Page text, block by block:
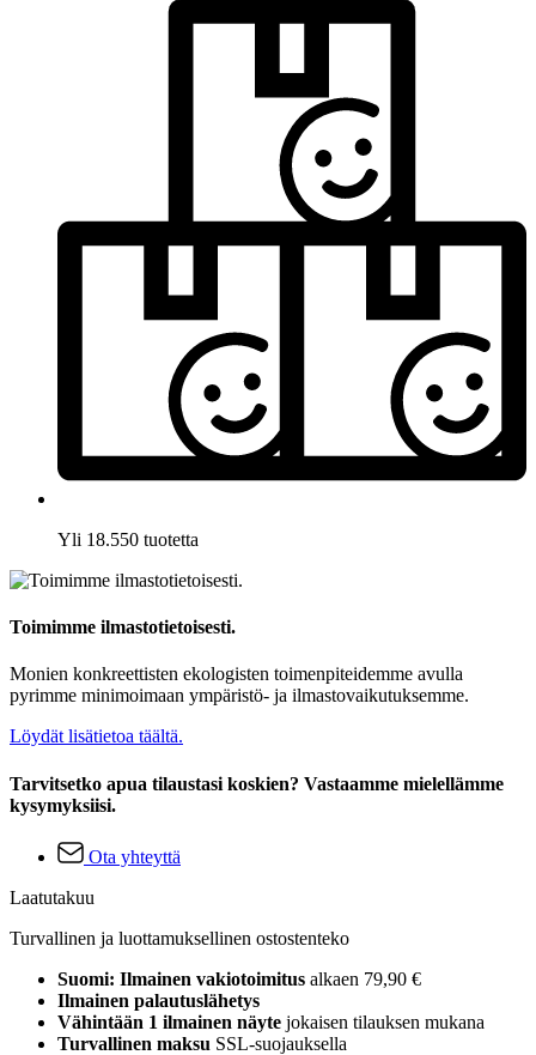
Yli 18.550 tuotetta
Toimimme ilmastotietoisesti.
Monien konkreettisten ekologisten toimenpiteidemme avulla
pyrimme minimoimaan ympäristö- ja ilmastovaikutuksemme.
Löydät lisätietoa täältä.
Tarvitsetko apua tilaustasi koskien? Vastaamme mielellämme
kysymyksiisi.
Ota yhteyttä
Laatutakuu
Turvallinen ja luottamuksellinen ostostenteko
Suomi: Ilmainen vakiotoimitus alkaen 79,90 €
Ilmainen palautuslähetys
Vähintään 1 ilmainen näyte jokaisen tilauksen mukana
Turvallinen maksu SSL-suojauksella